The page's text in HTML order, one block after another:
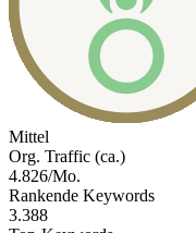
Mittel
Org. Traffic (ca.)
4.826/Mo.
Rankende Keywords
3.388